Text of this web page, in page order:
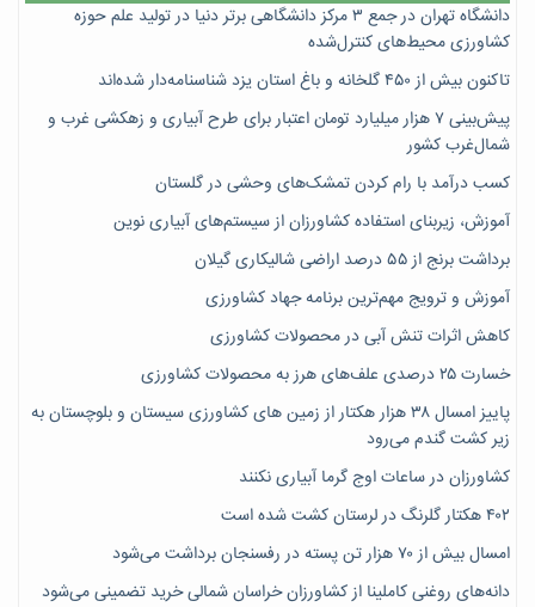
دانشگاه تهران در جمع ۳ مرکز دانشگاهی برتر دنیا در تولید علم حوزه
کشاورزی محیط‌های کنترل‌شده
تاکنون بیش از ۴۵۰ گلخانه و باغ استان یزد شناسنامه‌دار شده‌اند
پیش‌بینی ۷‌ هزار میلیارد تومان اعتبار برای طرح آبیاری و زهکشی غرب و
شمال‌غرب کشور
کسب درآمد با رام کردن تمشک‌های وحشی در گلستان
آموزش، زیربنای استفاده کشاورزان از سیستم‌های آبیاری نوین
برداشت برنج از ۵۵ درصد اراضی شالیکاری گیلان
آموزش و ترویج مهم‌ترین برنامه جهاد کشاورزی
کاهش اثرات تنش آبی در محصولات کشاورزی
خسارت ۲۵ درصدی علف‌های هرز به محصولات کشاورزی
پاییز امسال ۳۸ هزار هکتار از زمین های کشاورزی سیستان و بلوچستان به
زیر کشت گندم می‌رود
کشاورزان در ساعات اوج گرما آبیاری نکنند
۴۰۲ هکتار گلرنگ در لرستان کشت شده است
امسال بیش از ۷۰ هزار تن پسته در رفسنجان برداشت می‌شود
دانه‌های روغنی کاملینا از کشاورزان خراسان شمالی خرید تضمینی می‌شود